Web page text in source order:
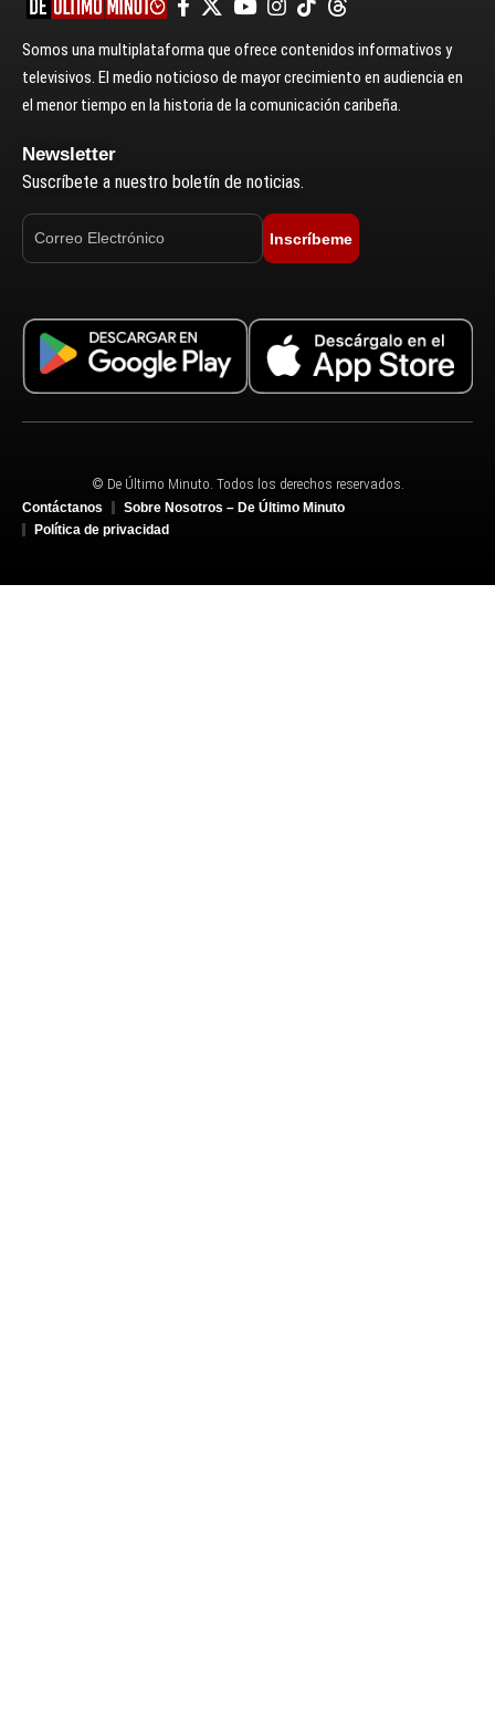
Somos una multiplataforma que ofrece contenidos informativos y
televisivos. El medio noticioso de mayor crecimiento en audiencia en
el menor tiempo en la historia de la comunicación caribeña.
Newsletter
Suscríbete a nuestro boletín de noticias.
Inscríbeme
© De Último Minuto. Todos los derechos reservados.
Contáctanos
Sobre Nosotros – De Último Minuto
Política de privacidad